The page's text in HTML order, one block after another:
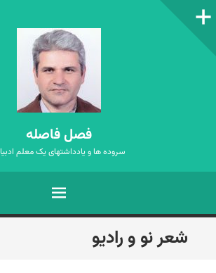
ستون‌کناری
فصل فاصله
سروده ها و یادداشتهای یک معلم
فهرست
رفتن
به
شعر نو و رادیو